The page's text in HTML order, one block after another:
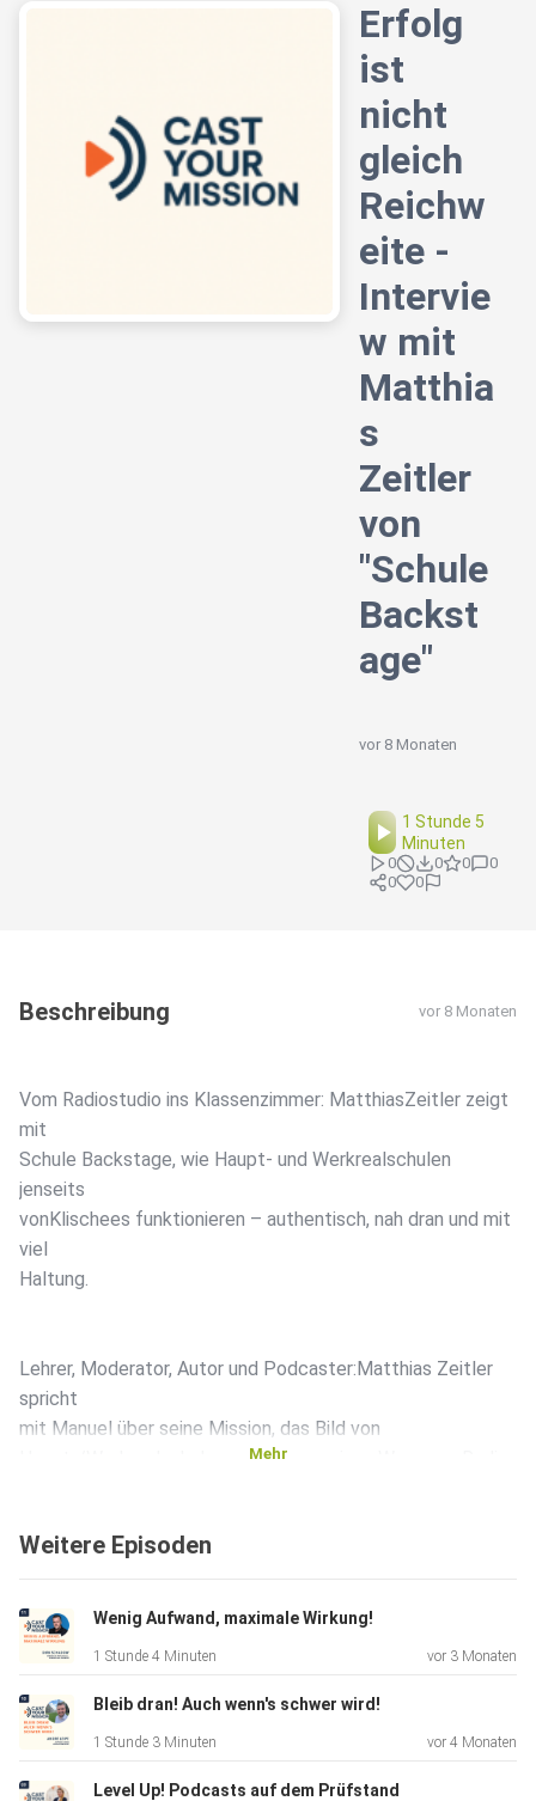
Erfolg
ist
nicht
gleich
Reichw
eite -
Intervie
w mit
Matthia
s
Zeitler
von
"Schule
Backst
age"
vor 8 Monaten
1 Stunde 5
Minuten
0 0 0
0
0
0
Beschreibung vor 8 Monaten
Vom Radiostudio ins Klassenzimmer: MatthiasZeitler zeigt
mit
Schule Backstage, wie Haupt- und Werkrealschulen
jenseits
vonKlischees funktionieren – authentisch, nah dran und mit
viel
Haltung.
Lehrer, Moderator, Autor und Podcaster:Matthias Zeitler
spricht
mit Manuel über seine Mission, das Bild von
Haupt-/Werkrealschulen zu drehen, seinen Weg vom Radio
„glattes“
Dazu: Technik-Setup (RØDE PodMic & RØDECaster Pro II),
Workflow mit Logic Pro, Riverside-Aufnahmen, Insta-
Teaser mit
in
Mehr
Weitere Episoden
Wenig Aufwand, maximale Wirkung!
1 Stunde 4 Minuten vor 3 Monaten
Bleib dran! Auch wenn's schwer wird!
1 Stunde 3 Minuten vor 4 Monaten
Level Up! Podcasts auf dem Prüfstand